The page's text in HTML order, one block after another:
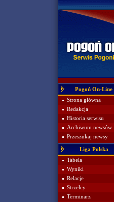
Pogoń On-Line
Strona główna
Redakcja
Historia serwisu
Archiwum newsów
Przeszukaj newsy
Liga Polska
Tabela
Wyniki
Relacje
Strzelcy
Terminarz